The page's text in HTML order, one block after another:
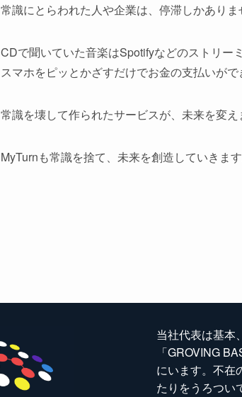
常識にとらわれた人や企業は、停滞しかありま
CDで聞いていた音楽はSpotifyなどのストリー
スマホをピッとかざすだけでお金の支払いがで
常識を壊して作られたサービスが、未来を変え
MyTurnも常識を捨て、未来を創造していきます
当社代表は基本
「GROVING
にいます。不在
たりをうろつい